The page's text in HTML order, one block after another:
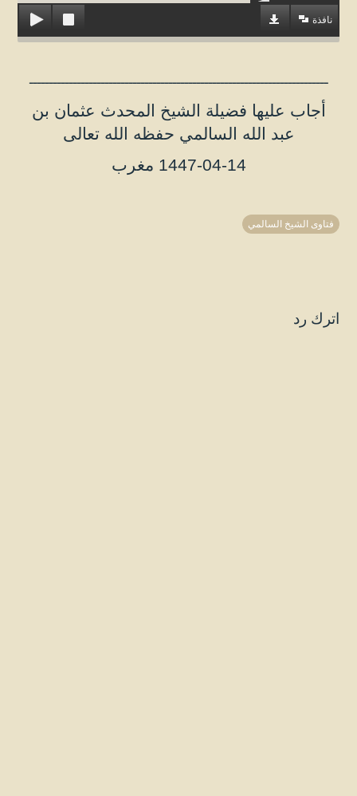
نافذة
ـــــــــــــــــــــــــــــــــــــــــــــــــــــــــــــــــــــــــــ
أجاب عليها فضيلة الشيخ المحدث عثمان بن
عبد الله السالمي حفظه الله تعالى
1447-04-14 مغرب
فتاوى الشيخ السالمي
اترك رد